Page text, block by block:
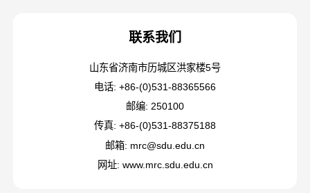
联系我们
山东省济南市历城区洪家楼5号
电话: +86-(0)531-88365566
邮编: 250100
传真: +86-(0)531-88375188
邮箱: mrc@sdu.edu.cn
网址: www.mrc.sdu.edu.cn